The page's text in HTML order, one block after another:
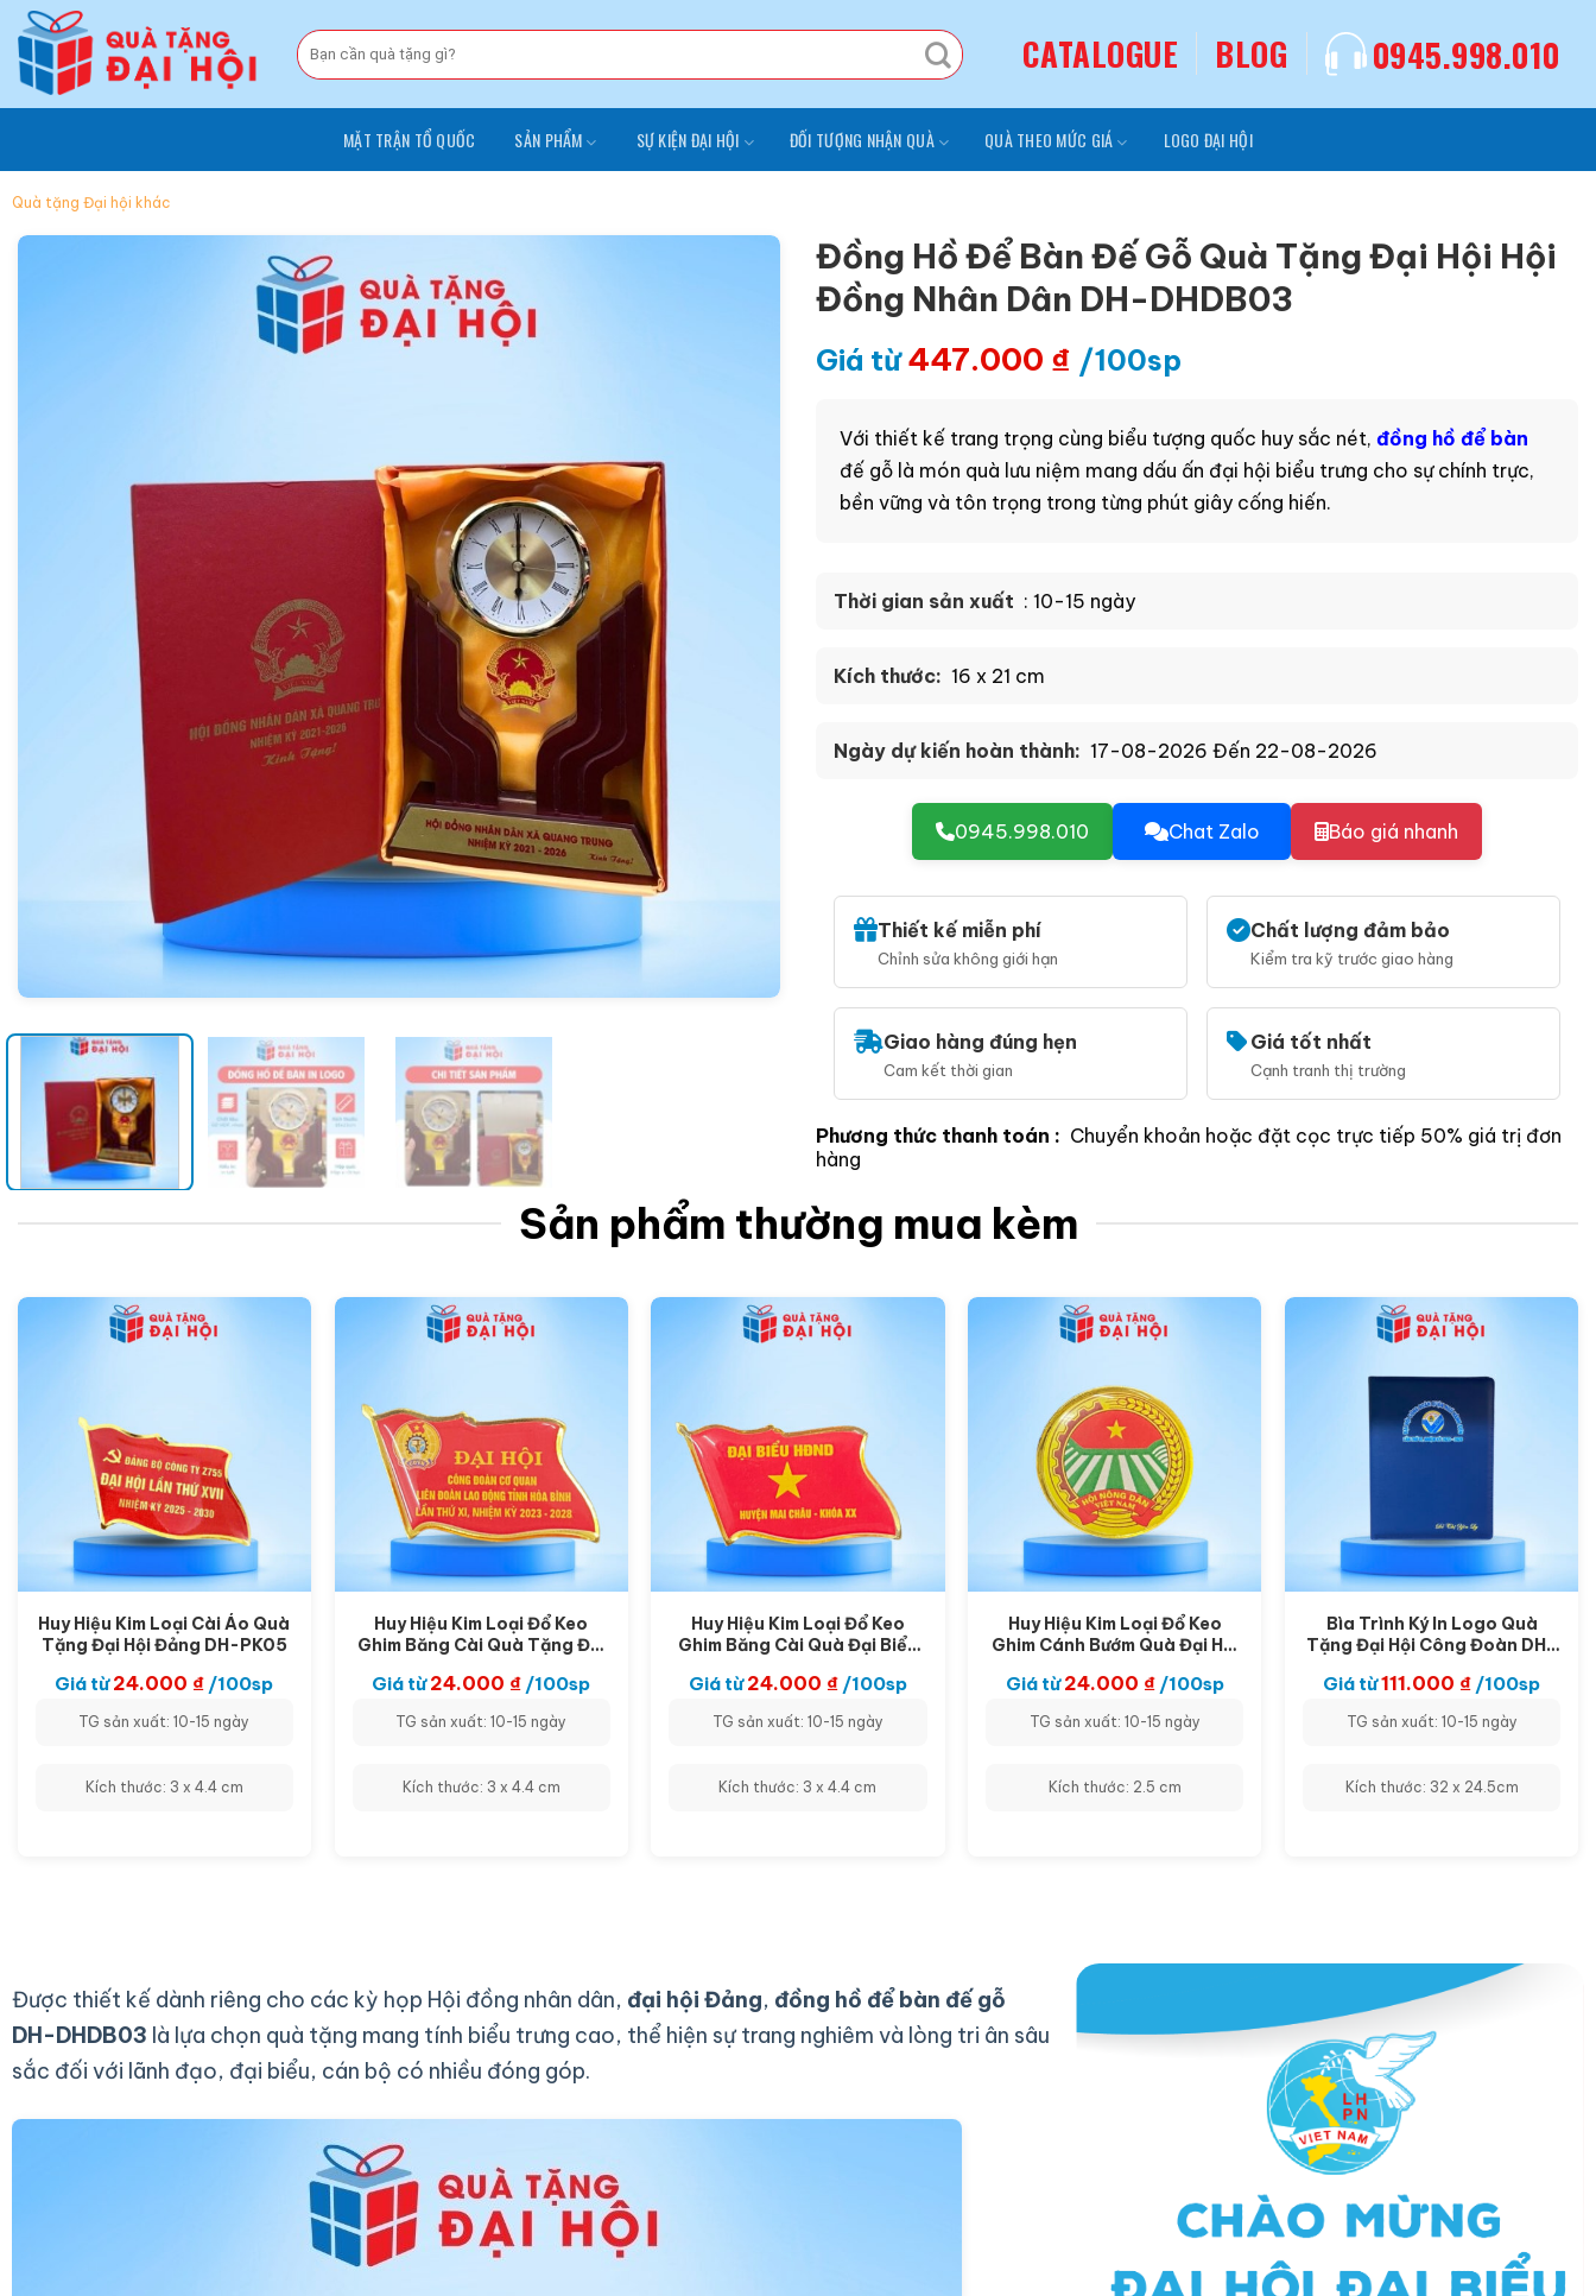
Chuyển
đến
nội
dung
Tìm
kiếm:
CATALOGUE BLOG 0945.998.010
MẶT TRẬN TỔ QUỐC SẢN PHẨM SỰ KIỆN ĐẠI HỘI ĐỐI TƯỢNG NHẬN QUÀ QUÀ THEO MỨC GIÁ LOGO ĐẠI HỘI
Quà tặng Đại hội khác
Đồng Hồ Để Bàn Đế Gỗ Quà Tặng Đại Hội Hội
Đồng Nhân Dân DH-DHDB03
Giá từ447.000 ₫ /100sp
Với thiết kế trang trọng cùng biểu tượng quốc huy sắc nét, đồng hồ để bàn
đế gỗ là món quà lưu niệm mang dấu ấn đại hội biểu trưng cho sự chính trực,
bền vững và tôn trọng trong từng phút giây cống hiến.
Thời gian sản xuất : 10-15 ngày
Kích thước: 16 x 21 cm
Ngày dự kiến hoàn thành: 17-08-2026 Đến 22-08-2026
0945.998.010 Chat Zalo Báo giá nhanh
Thiết kế miễn phí
Chỉnh sửa không giới hạn
Chất lượng đảm bảo
Kiểm tra kỹ trước giao hàng
Giao hàng đúng hẹn
Cam kết thời gian
Giá tốt nhất
Cạnh tranh thị trường
Phương thức thanh toán : Chuyển khoản hoặc đặt cọc trực tiếp 50% giá trị đơn
hàng
Sản phẩm thường mua kèm
Huy Hiệu Kim Loại Cài Áo Quà
Tặng Đại Hội Đảng DH-PK05
Giá từ24.000 ₫ /100sp
TG sản xuất: 10-15 ngày
Kích thước: 3 x 4.4 cm
Huy Hiệu Kim Loại Đổ Keo
Ghim Băng Cài Quà Tặng Đại
Giá từ24.000 ₫ /100sp
TG sản xuất: 10-15 ngày
Kích thước: 3 x 4.4 cm
Huy Hiệu Kim Loại Đổ Keo
Ghim Băng Cài Quà Đại Biểu
Giá từ24.000 ₫/100sp
TG sản xuất: 10-15 ngày
Kích thước: 3 x 4.4 cm
Huy Hiệu Kim Loại Đổ Keo
Ghim Cánh Bướm Quà Đại Hội
Giá từ24.000 ₫/100sp
TG sản xuất: 10-15 ngày
Kích thước: 2.5 cm
Bìa Trình Ký In Logo Quà
Tặng Đại Hội Công Đoàn DH-
Giá từ111.000 ₫ /100sp
TG sản xuất: 10-15 ngày
Kích thước: 32 x 24.5cm
Được thiết kế dành riêng cho các kỳ họp Hội đồng nhân dân, đại hội Đảng, đồng hồ để bàn đế gỗ
DH-DHDB03 là lựa chọn quà tặng mang tính biểu trưng cao, thể hiện sự trang nghiêm và lòng tri ân sâu
sắc đối với lãnh đạo, đại biểu, cán bộ có nhiều đóng góp.